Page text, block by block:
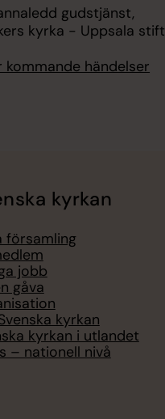
gudstjänst,
kyrka - Uppsala stift
kommande händelser
kyrkan
församling
jobb
gåva
kyrkan
kyrkan i utlandet
– nationell nivå